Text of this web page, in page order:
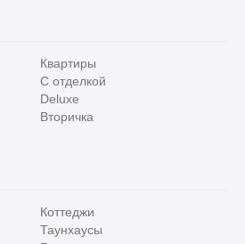
Квартиры
С отделкой
Deluxe
Вторичка
Коттеджи
Таунхаусы